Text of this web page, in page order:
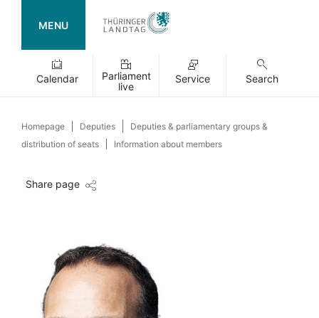
MENU
Calendar
Parliament
live
Service Search
Homepage Deputies
Deputies & parliamentary groups &
distribution of seats
Information about members
Share page